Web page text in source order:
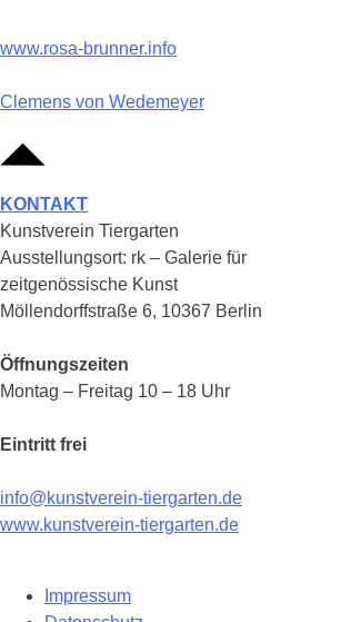
www.rosa-brunner.info
Beitragsnavigation
Clemens von Wedemeyer
KONTAKT
Kunstverein Tiergarten
Ausstellungsort: rk – Galerie für
zeitgenössische Kunst
Möllendorffstraße 6, 10367 Berlin
Öffnungszeiten
Montag – Freitag 10 – 18 Uhr
Eintritt frei
info@kunstverein-tiergarten.de
www.kunstverein-tiergarten.de
Impressum